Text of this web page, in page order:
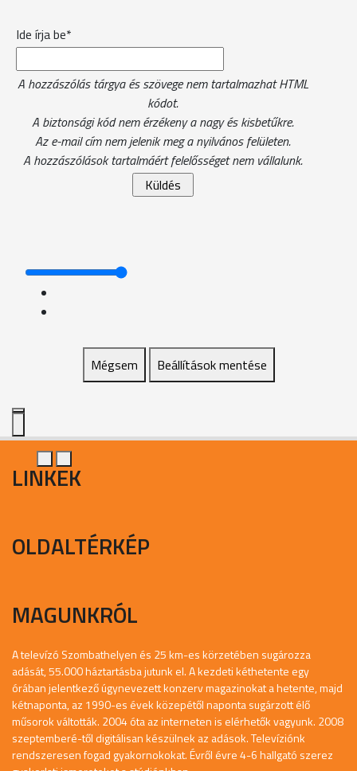
Ide írja be*
A hozzászólás tárgya és szövege nem tartalmazhat HTML
kódot.
A biztonsági kód nem érzékeny a nagy és kisbetűkre.
Az e-mail cím nem jelenik meg a nyilvános felületen.
A hozzászólások tartalmáért felelősséget nem vállalunk.
Mégsem Beállítások mentése
LINKEK
OLDALTÉRKÉP
MAGUNKRÓL
A televízó Szombathelyen és 25 km-es körzetében sugározza
adását, 55.000 háztartásba jutunk el. A kezdeti kéthetente egy
órában jelentkező úgynevezett konzerv magazinokat a hetente, majd
kétnaponta, az 1990-es évek közepétől naponta sugárzott élő
műsorok váltották. 2004 óta az interneten is elérhetők vagyunk. 2008
szeptemberé-től digitálisan készülnek az adások. Televíziónk
rendszeresen fogad gyakornokokat. Évről évre 4-6 hallgató szerez